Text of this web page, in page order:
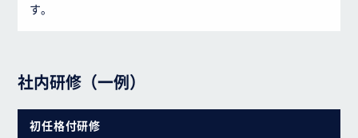
す。
社内研修（一例）
初任格付研修